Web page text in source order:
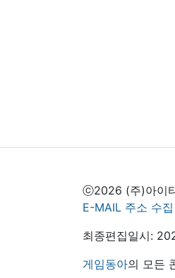
ⓒ2026 (주)아이
E-MAIL 주소 수
최종편집일시:
게임동아의 모든